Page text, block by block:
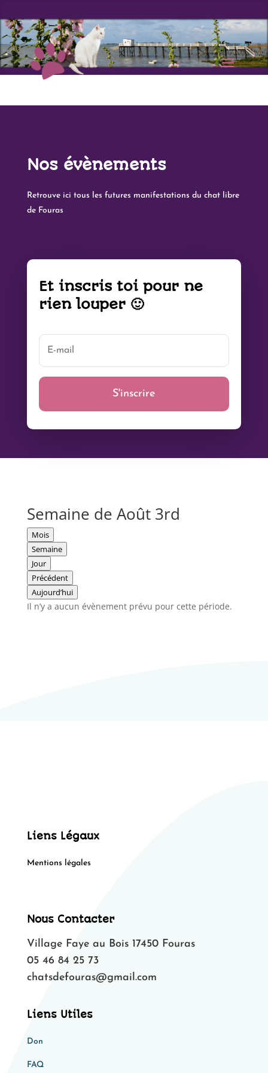
Nos évènements
Retrouve ici tous les futures manifestations du chat libre
de Fouras
Et inscris toi pour ne
rien louper 🙂
S'inscrire
Semaine de Août 3rd
Mois
Semaine
Jour
Précédent
Aujourd’hui
Il n’y a aucun évènement prévu pour cette période.
Liens Légaux
Mentions légales
Nous Contacter
Village Faye au Bois 17450 Fouras
05 46 84 25 73
chatsdefouras@gmail.com
Liens Utiles
Don
FAQ